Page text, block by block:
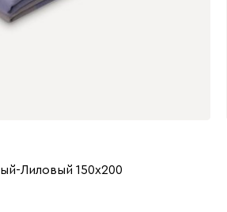
Лиловый 150x200